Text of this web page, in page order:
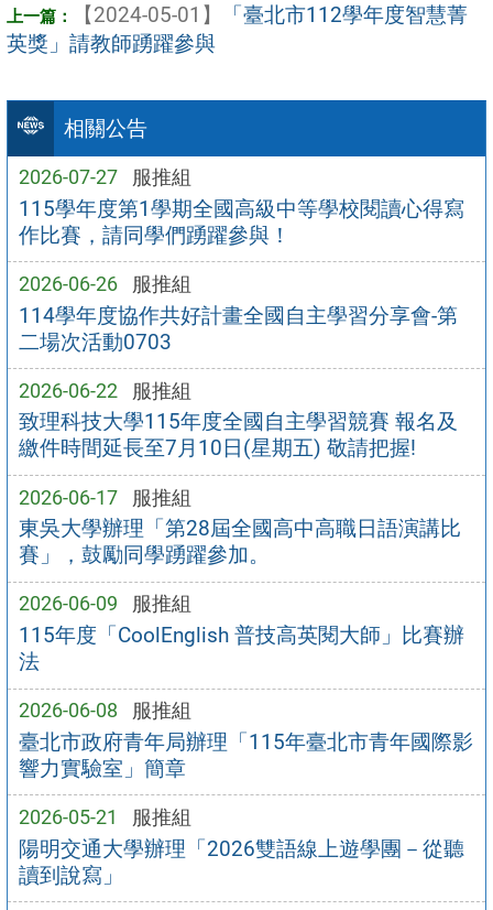
相關公告
2026-07-27 服推組
115學年度第1學期全國高級中等學校閱讀心得寫
作比賽，請同學們踴躍參與！
2026-06-26 服推組
114學年度協作共好計畫全國自主學習分享會-第
二場次活動0703
2026-06-22 服推組
致理科技大學115年度全國自主學習競賽 報名及
繳件時間延長至7月10日(星期五) 敬請把握!
2026-06-17 服推組
東吳大學辦理「第28屆全國高中高職日語演講比
賽」，鼓勵同學踴躍參加。
2026-06-09 服推組
115年度「CoolEnglish 普技高英閱大師」比賽辦
法
2026-06-08 服推組
臺北市政府青年局辦理「115年臺北市青年國際影
響力實驗室」簡章
2026-05-21 服推組
陽明交通大學辦理「2026雙語線上遊學團－從聽
讀到說寫」
【2024-05-01】
「臺北市112學年度智慧菁
英獎」請教師踴躍參與